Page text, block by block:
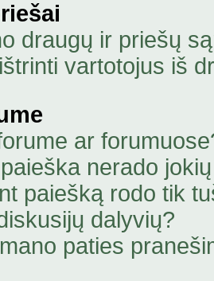
draugų ir priešų
vartotojus iš
ar
nerado
paiešką rodo tik
dalyvių?
paties